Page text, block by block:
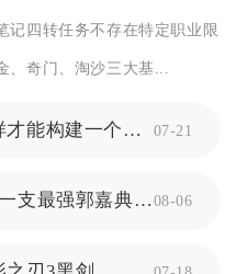
记四转任务不存在特定职业限
、奇门、淘沙三大基...
泰拉瑞亚游戏中怎么样才能构建一个合适的蘑菇人房子 07-21
少年三国志2如何打造一支最强郭嘉典韦阵容08-06